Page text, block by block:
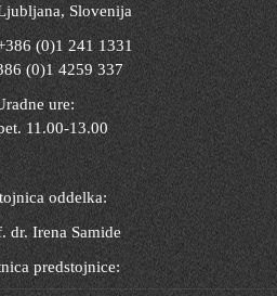
Slovenija
(0)1 241 1331
(0)1 4259 337
ure:
11.00-13.00
oddelka:
dr. Irena Samide
predstojnice: